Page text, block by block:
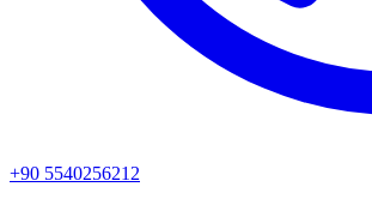
+90 5540256212